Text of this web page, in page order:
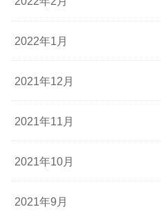
2022年1月
2021年12月
2021年11月
2021年10月
2021年9月